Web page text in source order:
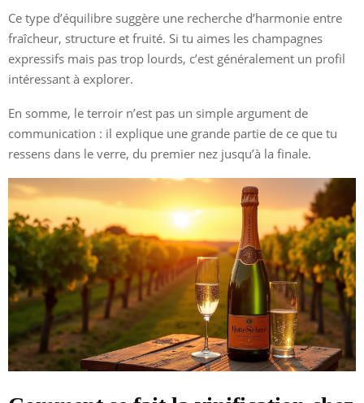
Ce type d’équilibre suggère une recherche d’harmonie entre
fraîcheur, structure et fruité. Si tu aimes les champagnes
expressifs mais pas trop lourds, c’est généralement un profil
intéressant à explorer.
En somme, le terroir n’est pas un simple argument de
communication : il explique une grande partie de ce que tu
ressens dans le verre, du premier nez jusqu’à la finale.